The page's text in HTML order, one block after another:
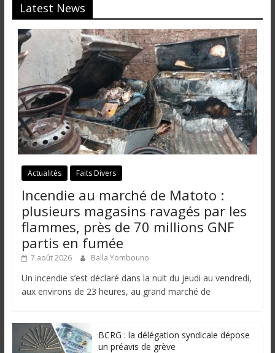
Latest News
Actualités Faits Divers
Incendie au marché de Matoto :
plusieurs magasins ravagés par les
flammes, près de 70 millions GNF
partis en fumée
7 août 2026 Balla Yombouno
Un incendie s’est déclaré dans la nuit du jeudi au vendredi,
aux environs de 23 heures, au grand marché de
BCRG : la délégation syndicale dépose
un préavis de grève